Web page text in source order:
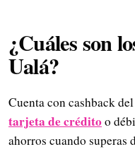
¿Cuáles son
Ualá?
Cuenta con cashback
tarjeta de créditoo
ahorros cuando superas